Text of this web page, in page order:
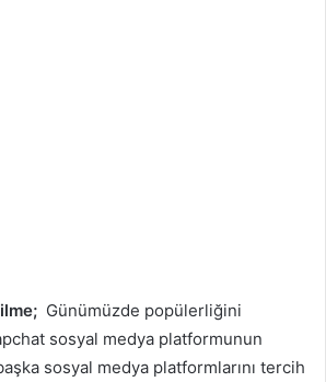
Günümüzde popülerliğini
sosyal medya platformunun
sosyal medya platformlarını tercih